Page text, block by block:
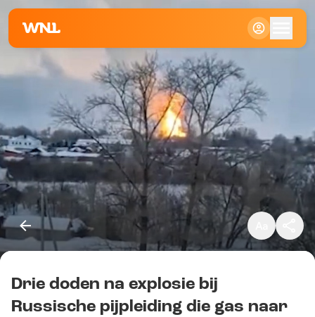
Klein
Standaard
Groot
Drie doden na explosie bij
Russische pijpleiding die gas naar